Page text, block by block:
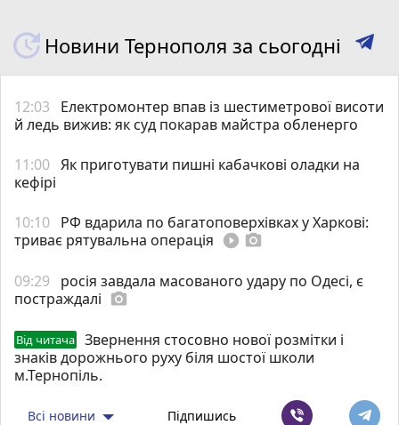
Новини Тернополя за сьогодні
12:03
Електромонтер впав із шестиметрової висоти
й ледь вижив: як суд покарав майстра обленерго
11:00 Як приготувати пишні кабачкові оладки на
кефірі
10:10 РФ вдарила по багатоповерхівках у Харкові:
триває рятувальна операція play_circle_filled photo_camera
09:29
росія завдала масованого удару по Одесі, є
постраждалі photo_camera
Від читача
Звернення стосовно нової розмітки і
знаків дорожнього руху біля шостої школи
м.Тернопіль.
Всі новини Підпишись